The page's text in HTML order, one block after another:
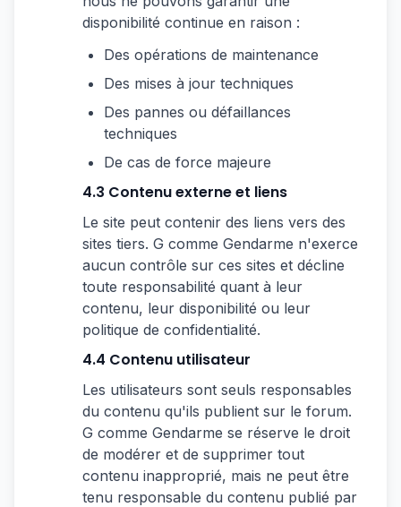
disponibilité continue en raison :
Des opérations de maintenance
Des mises à jour techniques
Des pannes ou défaillances
techniques
De cas de force majeure
4.3 Contenu externe et liens
Le site peut contenir des liens vers des
sites tiers. G comme Gendarme n'exerce
aucun contrôle sur ces sites et décline
toute responsabilité quant à leur
contenu, leur disponibilité ou leur
politique de confidentialité.
4.4 Contenu utilisateur
Les utilisateurs sont seuls responsables
du contenu qu'ils publient sur le forum.
G comme Gendarme se réserve le droit
de modérer et de supprimer tout
contenu inapproprié, mais ne peut être
tenu responsable du contenu publié par